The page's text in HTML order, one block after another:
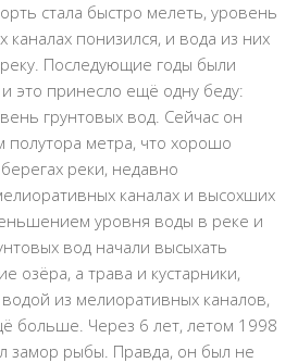
стала быстро мелеть, уровень
понизился, и вода из них
Последующие годы были
это принесло ещё одну беду:
грунтовых вод. Сейчас он
полутора метра, что хорошо
реки, недавно
каналах и высохших
уровня воды в реке и
вод начали высыхать
озёра, а трава и кустарники,
из мелиоративных каналов,
больше. Через 6 лет, летом 1998
замор рыбы. Правда, он был не